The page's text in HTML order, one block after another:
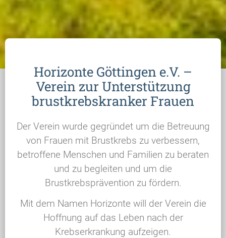
Horizonte Göttingen e.V. –
Verein zur Unterstützung
brustkrebskranker Frauen
Der Verein wurde gegründet um die Betreuung
von Frauen mit Brustkrebs zu verbessern,
betroffene Menschen und Familien zu beraten
und zu begleiten und um die
Brustkrebsprävention zu fördern.
Mit dem Namen Horizonte will der Verein die
Hoffnung auf das Leben nach der
Krebserkrankung aufzeigen.